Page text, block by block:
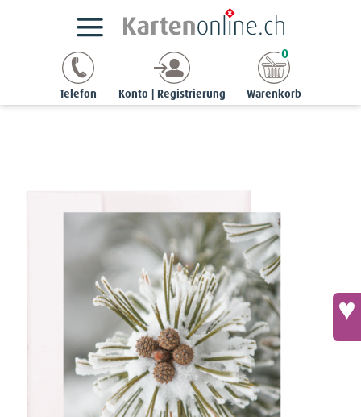
Telefon Konto | Registrierung Warenkorb
0
noble | 12 x 17 cm
Noble-Karte - Bergkiefer-Triebspitze